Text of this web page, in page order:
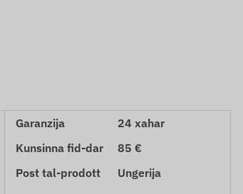
Garanzija
24 xahar
Kunsinna fid-dar
85 €
Post tal-prodott
Ungerija